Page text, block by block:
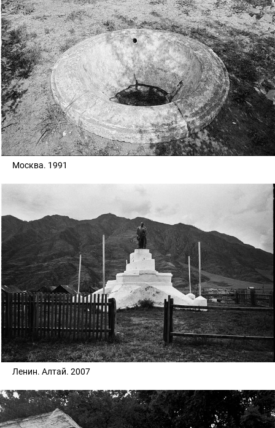
Москва. 1991
Ленин. Алтай. 2007